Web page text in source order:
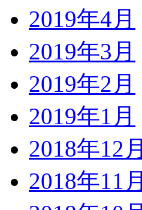
2019年4月
2019年3月
2019年2月
2019年1月
2018年12月
2018年11月